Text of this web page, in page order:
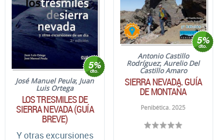
José Manuel Peula; Juan
Luis Ortega
LOS TRESMILES DE
SIERRA NEVADA (GUÍA
BREVE)
Y otras excursiones
Antonio Castillo
Rodríguez;Aurelio Del
Castillo Amaro
SIERRA NEVADA. GUÍA
DE MONTAÑA
Penibética. 2025